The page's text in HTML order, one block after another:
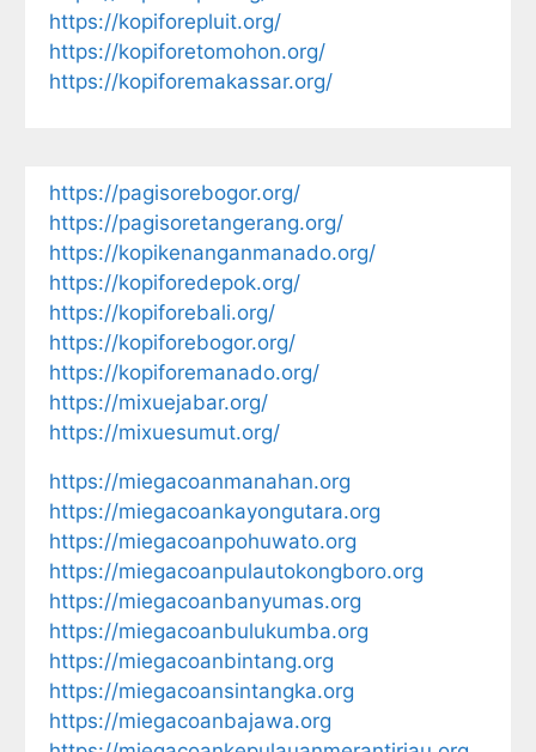
https://kopiforepluit.org/
https://kopiforetomohon.org/
https://kopiforemakassar.org/
https://pagisorebogor.org/
https://pagisoretangerang.org/
https://kopikenanganmanado.org/
https://kopiforedepok.org/
https://kopiforebali.org/
https://kopiforebogor.org/
https://kopiforemanado.org/
https://mixuejabar.org/
https://mixuesumut.org/
https://miegacoanmanahan.org
https://miegacoankayongutara.org
https://miegacoanpohuwato.org
https://miegacoanpulautokongboro.org
https://miegacoanbanyumas.org
https://miegacoanbulukumba.org
https://miegacoanbintang.org
https://miegacoansintangka.org
https://miegacoanbajawa.org